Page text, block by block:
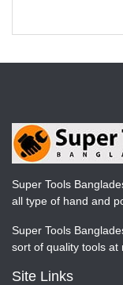
Super Tools
all type of hand and
Super Tools
sort of quality tools at
Site Links